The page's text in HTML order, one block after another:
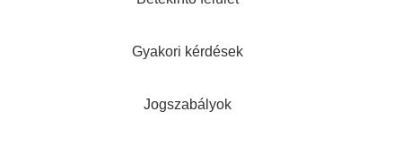
Gyakori kérdések
Jogszabályok